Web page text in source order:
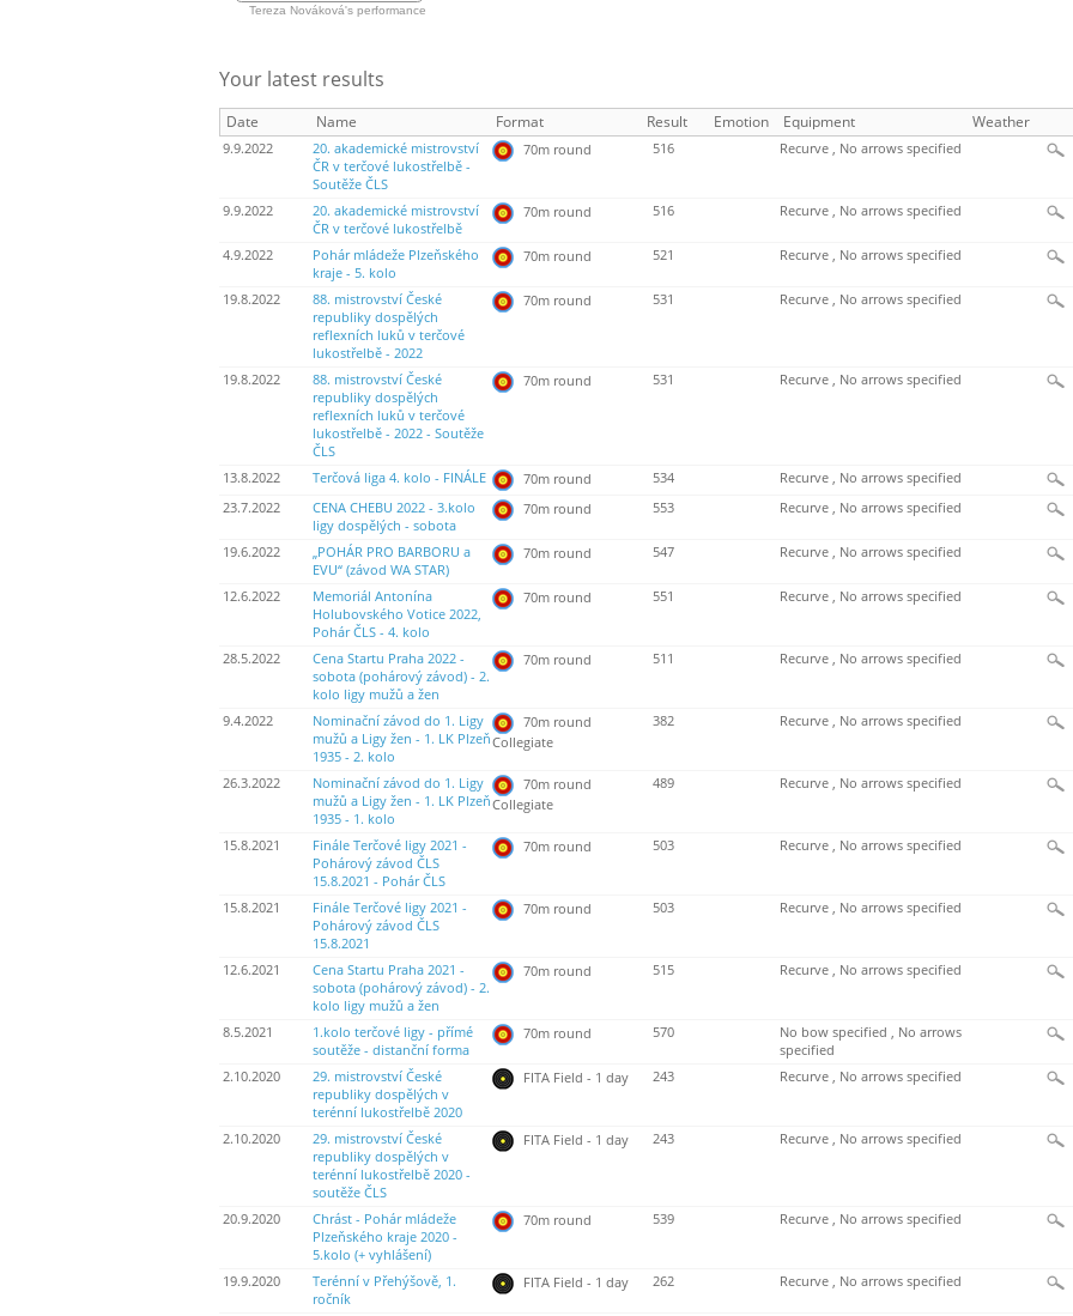
Tereza Nováková's performance
Your latest results
Date Name Format Result Emotion Equipment Weather
9.9.2022
20. akademické mistrovství
ČR v terčové lukostřelbě -
Soutěže ČLS
70m round 516 Recurve , No arrows specified
9.9.2022
20. akademické mistrovství
ČR v terčové lukostřelbě
70m round 516 Recurve , No arrows specified
4.9.2022
Pohár mládeže Plzeňského
kraje - 5. kolo
70m round 521 Recurve , No arrows specified
19.8.2022
88. mistrovství České
republiky dospělých
reflexních luků v terčové
lukostřelbě - 2022
70m round 531 Recurve , No arrows specified
19.8.2022
88. mistrovství České
republiky dospělých
reflexních luků v terčové
lukostřelbě - 2022 - Soutěže
ČLS
70m round 531 Recurve , No arrows specified
13.8.2022 Terčová liga 4. kolo - FINÁLE 70m round 534
Recurve , No arrows specified
23.7.2022
CENA CHEBU 2022 - 3.kolo
ligy dospělých - sobota
70m round 553 Recurve , No arrows specified
19.6.2022
„POHÁR PRO BARBORU a
EVU“ (závod WA STAR)
70m round 547 Recurve , No arrows specified
12.6.2022
Memoriál Antonína
Holubovského Votice 2022,
Pohár ČLS - 4. kolo
70m round 551 Recurve , No arrows specified
28.5.2022
Cena Startu Praha 2022 -
sobota (pohárový závod) - 2.
kolo ligy mužů a žen
70m round 511 Recurve , No arrows specified
9.4.2022
Nominační závod do 1. Ligy
mužů a Ligy žen - 1. LK Plzeň
1935 - 2. kolo
70m round
Collegiate
382 Recurve , No arrows specified
26.3.2022
Nominační závod do 1. Ligy
mužů a Ligy žen - 1. LK Plzeň
1935 - 1. kolo
70m round
Collegiate
489 Recurve , No arrows specified
15.8.2021
Finále Terčové ligy 2021 -
Pohárový závod ČLS
15.8.2021 - Pohár ČLS
70m round 503 Recurve , No arrows specified
15.8.2021
Finále Terčové ligy 2021 -
Pohárový závod ČLS
15.8.2021
70m round 503 Recurve , No arrows specified
12.6.2021
Cena Startu Praha 2021 -
sobota (pohárový závod) - 2.
kolo ligy mužů a žen
70m round 515 Recurve , No arrows specified
8.5.2021
1.kolo terčové ligy - přímé
soutěže - distanční forma
70m round 570
No bow specified , No arrows
specified
2.10.2020
29. mistrovství České
republiky dospělých v
terénní lukostřelbě 2020
FITA Field - 1 day 243 Recurve , No arrows specified
2.10.2020
29. mistrovství České
republiky dospělých v
terénní lukostřelbě 2020 -
soutěže ČLS
FITA Field - 1 day 243 Recurve , No arrows specified
20.9.2020
Chrást - Pohár mládeže
Plzeňského kraje 2020 -
5.kolo (+ vyhlášení)
70m round 539 Recurve , No arrows specified
19.9.2020
Terénní v Přehýšově, 1.
ročník
FITA Field - 1 day 262 Recurve , No arrows specified